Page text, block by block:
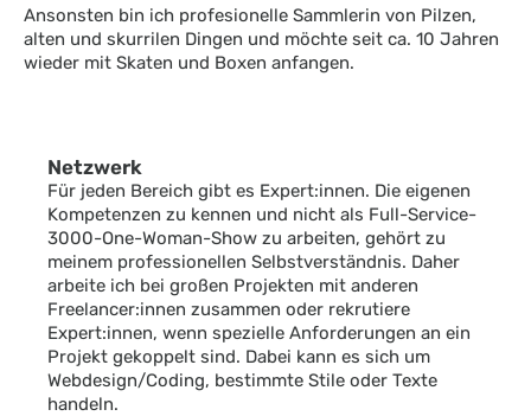
Ansonsten bin ich profesionelle Sammlerin von Pilzen,
alten und skurrilen Dingen und möchte seit ca. 10 Jahren
wieder mit Skaten und Boxen anfangen.
Netzwerk
Für jeden Bereich gibt es Expert:innen. Die eigenen
Kompetenzen zu kennen und nicht als Full-Service-
3000-One-Woman-Show zu arbeiten, gehört zu
meinem professionellen Selbstverständnis. Daher
arbeite ich bei großen Projekten mit anderen
Freelancer:innen zusammen oder rekrutiere
Expert:innen, wenn spezielle Anforderungen an ein
Projekt gekoppelt sind. Dabei kann es sich um
Webdesign/Coding, bestimmte Stile oder Texte
handeln.